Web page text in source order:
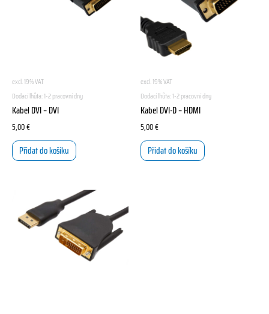
excl. 19% VAT
Dodací lhůta:1-2 pracovní dny
Kabel DVI – DVI
5,00€
Přidat do košíku
excl. 19% VAT
Dodací lhůta:1-2 pracovní dny
Kabel DVI-D – HDMI
5,00€
Přidat do košíku